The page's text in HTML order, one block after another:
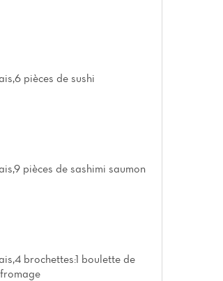
pièces de sushi
pièces de sashimi saumon
brochettes:1 boulette de
fromage